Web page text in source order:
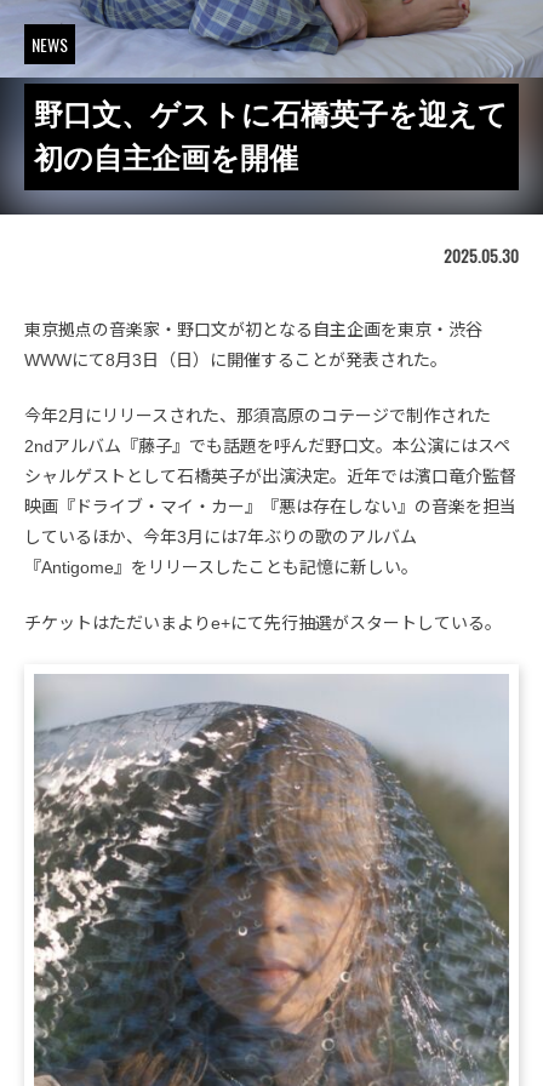
NEWS
野口文、ゲストに石橋英子を迎えて
初の自主企画を開催
2025.05.30
東京拠点の音楽家・野口文が初となる自主企画を東京・渋谷
WWWにて8月3日（日）に開催することが発表された。
今年2月にリリースされた、那須高原のコテージで制作された
2ndアルバム『藤子』でも話題を呼んだ野口文。本公演にはスペ
シャルゲストとして石橋英子が出演決定。近年では濱口竜介監督
映画『ドライブ・マイ・カー』『悪は存在しない』の音楽を担当
しているほか、今年3月には7年ぶりの歌のアルバム
『Antigome』をリリースしたことも記憶に新しい。
チケットはただいまよりe+にて先行抽選がスタートしている。